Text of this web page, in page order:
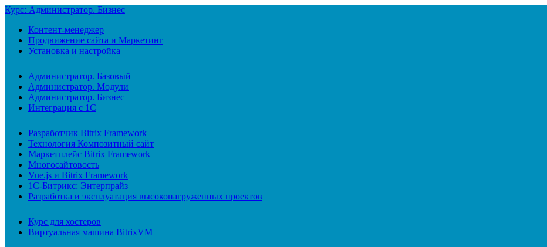
Курс: Администратор. Бизнес
Контент-менеджер
Продвижение сайта и Маркетинг
Установка и настройка
Администратор. Базовый
Администратор. Модули
Администратор. Бизнес
Интеграция с 1С
Разработчик Bitrix Framework
Технология Композитный сайт
Маркетплейс Bitrix Framework
Многосайтовость
Vue.js и Bitrix Framework
1С-Битрикс: Энтерпрайз
Разработка и эксплуатация высоконагруженных проектов
Курс для хостеров
Виртуальная машина BitrixVM